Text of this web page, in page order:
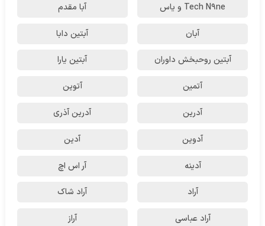
Tech N9ne و یاس آبا مقدم
آبان آبتین دابا
آبتین روحبخش داوران آبتین یارا
آتمین آتوین
آدرین آدرین آذری
آدوین آدین
آدینه آر اس اچ
آراد آراد شاک
آراد عباسی آراز